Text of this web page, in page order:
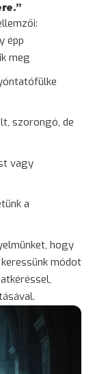
épp
meg
szorongó, de
vagy
a
hogy
módot